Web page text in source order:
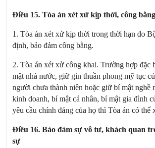
Điều 15. Tòa án xét xử kịp thời, công
1. Tòa án xét xử kịp thời trong thời hạn do
định, bảo đảm công bằng.
2. Tòa án xét xử công khai. Trường hợp đặc
mật nhà nước, giữ gìn thuần phong mỹ tục
người chưa thành niên hoặc giữ bí mật nghề
kinh doanh, bí mật cá nhân, bí mật gia đình
yêu cầu chính đáng của họ thì Tòa án có thể
Điều 16. Bảo đảm sự vô tư, khách quan
sự